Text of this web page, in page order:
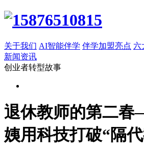
关于我们 AI智能伴学 伴学加盟亮点 六
新闻资讯
创业者转型故事
退休教师的第二
姨用科技打破“隔